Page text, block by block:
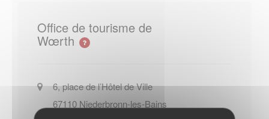
Office de tourisme de
Wœrth
6, place de l’Hôtel de Ville
67110 Niederbronn-les-Bains